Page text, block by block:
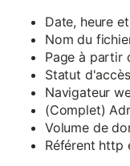
Date, heure
Nom du
Page à partir
Statut d'accès
Navigateur
(Complet)
Volume de
Référent http